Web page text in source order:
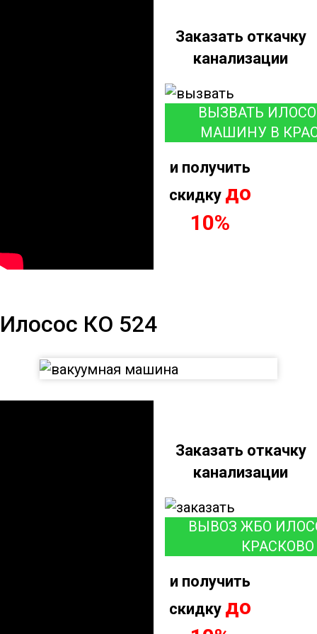
Заказать откачку
канализации
ВЫЗВАТЬ
МАШИНУ В
и получить
скидку до
10%
Илосос КО 524
Заказать откачку
канализации
ВЫВОЗ ЖБО
КРАСКОВО
и получить
скидку до